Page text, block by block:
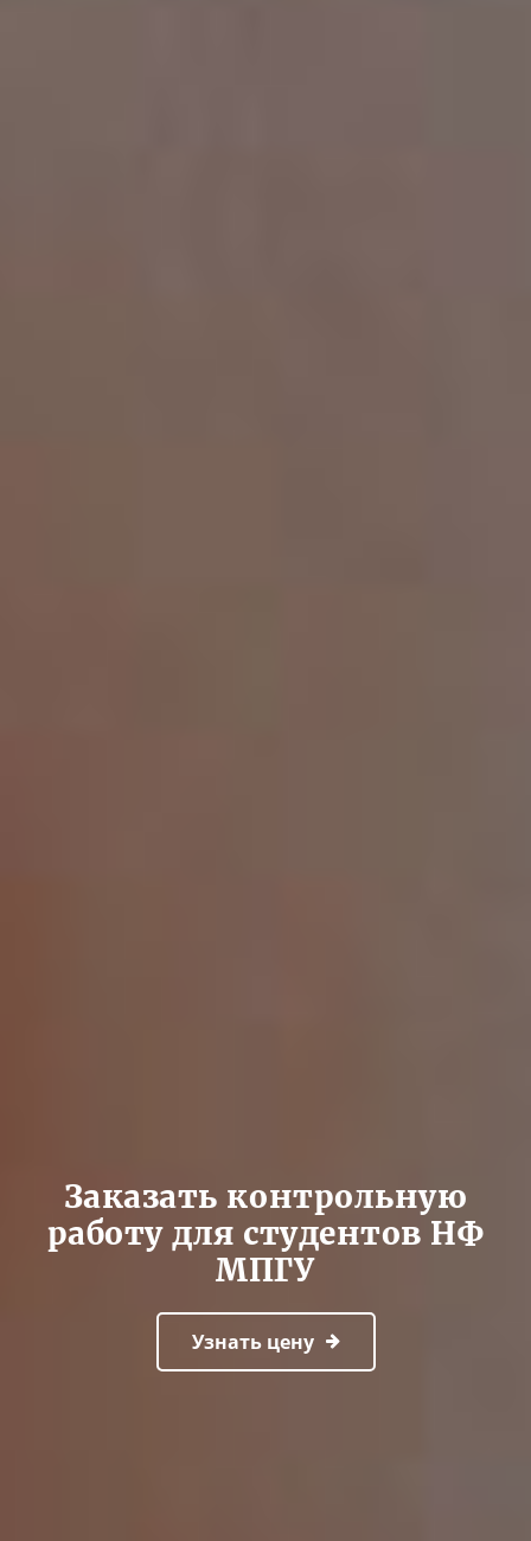
Заказать контрольную
работу для студентов НФ
МПГУ
Узнать цену